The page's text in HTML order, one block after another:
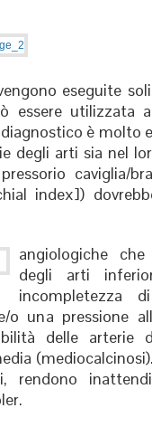
eseguite
essere utilizzata
diagnostico è molto
degli arti sia nel
caviglia/
index])
angiologiche
degli arti
incompletezza
o una pressione
delle
rendono